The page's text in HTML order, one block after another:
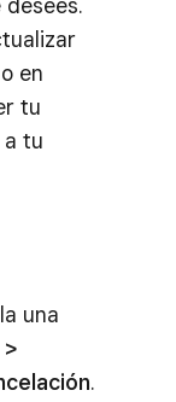
en
tu
tu
una
.